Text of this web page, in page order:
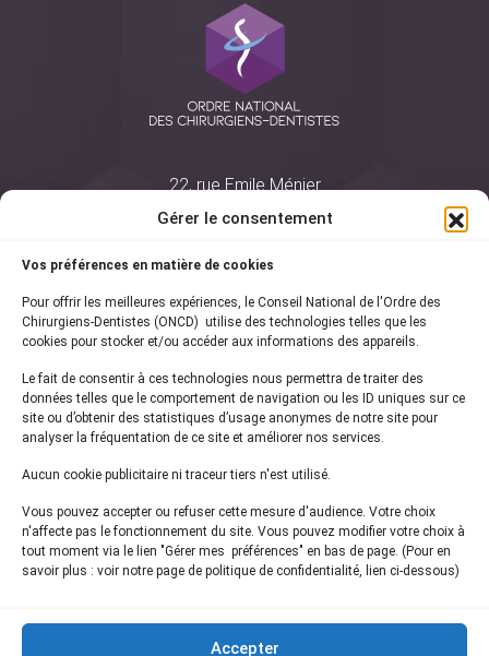
Gérer le consentement
Vos préférences en matière de cookies
Pour offrir les meilleures expériences, le Conseil National de l'Ordre des
Chirurgiens-Dentistes (ONCD) utilise des technologies telles que les
cookies pour stocker et/ou accéder aux informations des appareils.
Le fait de consentir à ces technologies nous permettra de traiter des
données telles que le comportement de navigation ou les ID uniques sur ce
site ou d’obtenir des statistiques d’usage anonymes de notre site pour
analyser la fréquentation de ce site et améliorer nos services.
Aucun cookie publicitaire ni traceur tiers n'est utilisé.
Vous pouvez accepter ou refuser cette mesure d'audience. Votre choix
n'affecte pas le fonctionnement du site. Vous pouvez modifier votre choix à
tout moment via le lien "Gérer mes préférences" en bas de page. (Pour en
savoir plus : voir notre page de politique de confidentialité, lien ci-dessous)
Accepter
22, rue Emile Ménier
75761 Paris Cedex 16
01 44 34 78 80
courrier@oncd.org
Actualités
Presse
Informations légales
Plan du site
Inscrivez-vous à notrenewsletter